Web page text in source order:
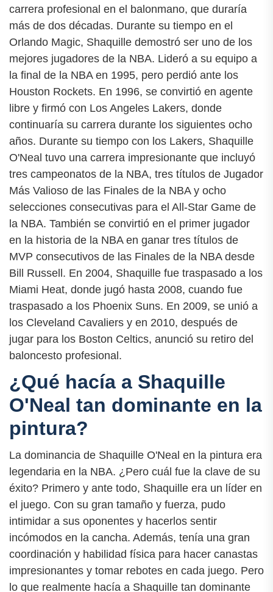
carrera profesional en el balonmano, que duraría
más de dos décadas. Durante su tiempo en el
Orlando Magic, Shaquille demostró ser uno de los
mejores jugadores de la NBA. Lideró a su equipo a
la final de la NBA en 1995, pero perdió ante los
Houston Rockets. En 1996, se convirtió en agente
libre y firmó con Los Angeles Lakers, donde
continuaría su carrera durante los siguientes ocho
años. Durante su tiempo con los Lakers, Shaquille
O'Neal tuvo una carrera impresionante que incluyó
tres campeonatos de la NBA, tres títulos de Jugador
Más Valioso de las Finales de la NBA y ocho
selecciones consecutivas para el All-Star Game de
la NBA. También se convirtió en el primer jugador
en la historia de la NBA en ganar tres títulos de
MVP consecutivos de las Finales de la NBA desde
Bill Russell. En 2004, Shaquille fue traspasado a los
Miami Heat, donde jugó hasta 2008, cuando fue
traspasado a los Phoenix Suns. En 2009, se unió a
los Cleveland Cavaliers y en 2010, después de
jugar para los Boston Celtics, anunció su retiro del
baloncesto profesional.
¿Qué hacía a Shaquille
O'Neal tan dominante en la
pintura?
La dominancia de Shaquille O'Neal en la pintura era
legendaria en la NBA. ¿Pero cuál fue la clave de su
éxito? Primero y ante todo, Shaquille era un líder en
el juego. Con su gran tamaño y fuerza, pudo
intimidar a sus oponentes y hacerlos sentir
incómodos en la cancha. Además, tenía una gran
coordinación y habilidad física para hacer canastas
impresionantes y tomar rebotes en cada juego. Pero
lo que realmente hacía a Shaquille tan dominante